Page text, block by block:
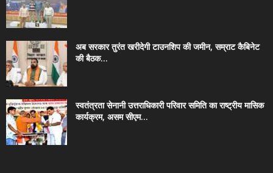
अब सरकार तुरंत खरीदेगी टाउनशिप की जमीन, सम्राट कैबिनेट
की बैठक...
स्वतंत्रता सेनानी उत्तराधिकारी परिवार समिति का राष्ट्रीय मासिक
कार्यक्रम, असम सीएम...